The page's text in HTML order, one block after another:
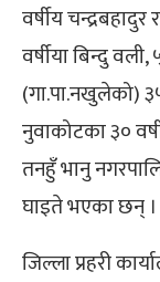
वर्षीय
वर्षीया बिन्दु
(गा.पा.नखुलेको)
नुवाकोटका ३०
तनहुँ भानु
घाइते भएका छन् ।
जिल्ला प्रहरी